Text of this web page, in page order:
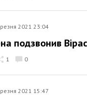
2021 23:04
подзвонив
1 0
2021 15:47